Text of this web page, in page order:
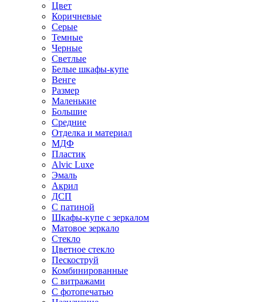
Цвет
Коричневые
Серые
Темные
Черные
Светлые
Белые шкафы-купе
Венге
Размер
Маленькие
Большие
Средние
Отделка и материал
МДФ
Пластик
Alvic Luxe
Эмаль
Акрил
ДСП
С патиной
Шкафы-купе с зеркалом
Матовое зеркало
Стекло
Цветное стекло
Пескоструй
Комбинированные
С витражами
С фотопечатью